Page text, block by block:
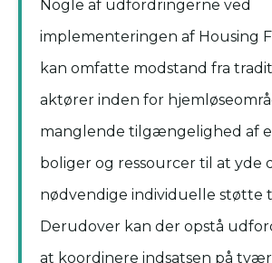
Nogle af udfordringerne ved
implementeringen af Housing
kan omfatte modstand fra
aktører inden for
manglende tilgængelighed af
boliger og ressourcer til at yde
nødvendige individuelle støtte
Derudover kan der opstå
at koordinere indsatsen på